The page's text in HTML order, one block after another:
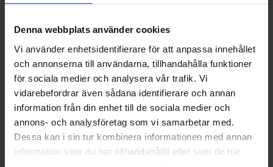
Denna webbplats använder cookies
Vi använder enhetsidentifierare för att anpassa innehållet
och annonserna till användarna, tillhandahålla funktioner
för sociala medier och analysera vår trafik. Vi
vidarebefordrar även sådana identifierare och annan
information från din enhet till de sociala medier och
annons- och analysföretag som vi samarbetar med.
Dessa kan i sin tur kombinera informationen med annan
information som du har tillhandahållit eller som de har